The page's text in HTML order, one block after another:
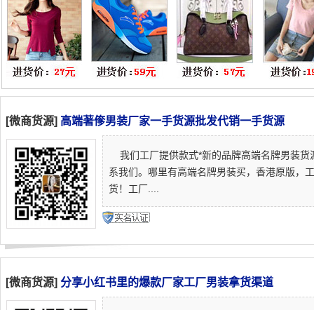
[微商货源] 高端著偧男装厂家一手货源批发代销一手货源
我们工厂提供款式*新的品牌高端名牌男装货
系我们。哪里有高端名牌男装买，香港原版，
货！工厂....
[微商货源] 分享小红书里的爆款厂家工厂男装拿货渠道